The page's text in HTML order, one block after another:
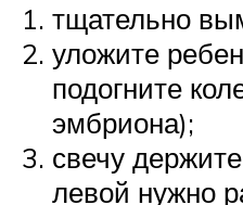
тщательно
уложите
подогните
эмбриона);
свечу
левой нужно